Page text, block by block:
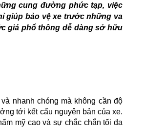
cung đường phức tạp, việc
giúp bảo vệ xe trước những va
giá phổ thông dễ dàng sở hữu
nhanh chóng mà không cần độ
tới kết cấu nguyên bản của xe.
mỹ cao và sự chắc chắn tối đa